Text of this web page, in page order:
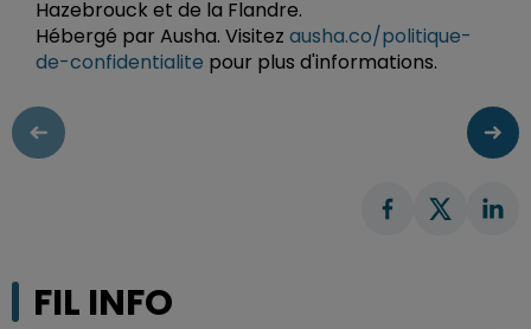
Hazebrouck et de la Flandre.
Hébergé par Ausha. Visitez ausha.co/politique-
de-confidentialite pour plus d'informations.
FIL INFO